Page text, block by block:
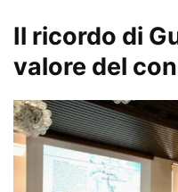
Il ricordo di
valore del